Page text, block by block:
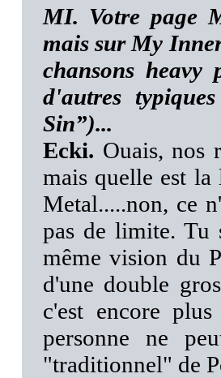
MI. Votre page
mais sur My
chansons heavy
d'autres
Sin”)...
Ecki. Ouais, nos
mais quelle est la
Metal.....non, ce
pas de limite. Tu
même vision du
d'une double
c'est encore
personne ne
"traditionnel" de